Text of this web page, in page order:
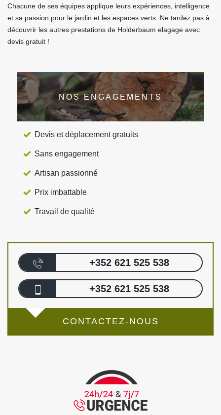
Chacune de ses équipes applique leurs expériences, intelligence
et sa passion pour le jardin et les espaces verts. Ne tardez pas à
découvrir les autres prestations de Holderbaum elagage avec
devis gratuit !
NOS ENGAGEMENTS
Devis et déplacement gratuits
Sans engagement
Artisan passionné
Prix imbattable
Travail de qualité
+352 621 525 538
+352 621 525 538
CONTACTEZ-NOUS